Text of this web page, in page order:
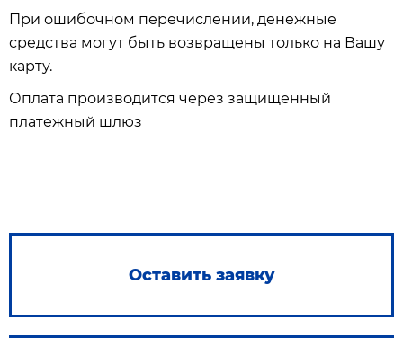
При ошибочном перечислении, денежные
средства могут быть возвращены только на Вашу
карту.
Оплата производится через защищенный
платежный шлюз
Оставить заявку